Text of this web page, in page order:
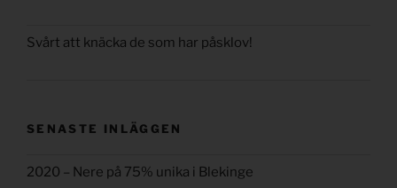
Svårt att knäcka de som har påsklov!
SENASTE INLÄGGEN
2020 – Nere på 75% unika i Blekinge